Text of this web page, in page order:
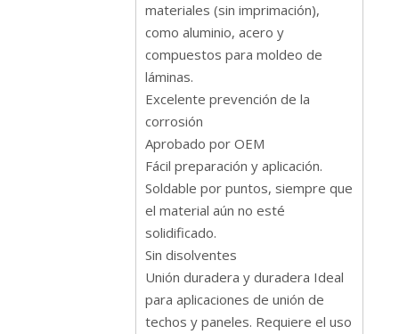
materiales (sin imprimación),
como aluminio, acero y
compuestos para moldeo de
láminas.
Excelente prevención de la
corrosión
Aprobado por OEM
Fácil preparación y aplicación.
Soldable por puntos, siempre que
el material aún no esté
solidificado.
Sin disolventes
Unión duradera y duradera Ideal
para aplicaciones de unión de
techos y paneles. Requiere el uso